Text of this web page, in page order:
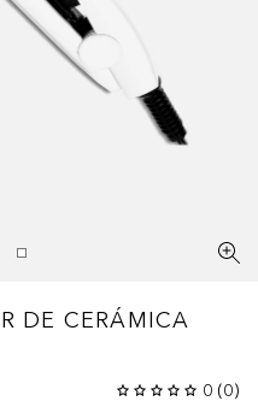
DE CERÁMICA
0 (0)